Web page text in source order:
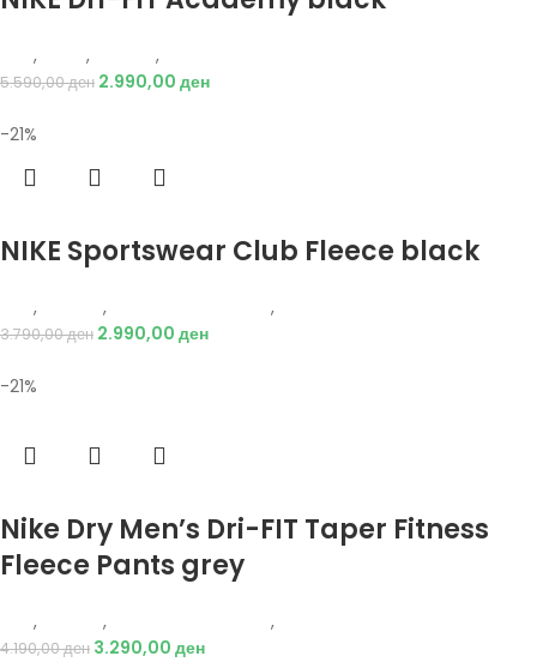
, , ,
5.590,00ден 2.990,00 ден
-21%
NIKE Sportswear Club Fleece black
, , ,
3.790,00ден 2.990,00 ден
-21%
Nike Dry Men’s Dri-FIT Taper Fitness
Fleece Pants grey
, , ,
4.190,00ден 3.290,00 ден